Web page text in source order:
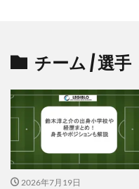
チーム / 選手
2026年7月19日